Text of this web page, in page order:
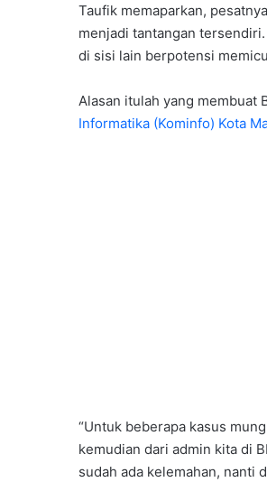
Taufik memaparkan,
menjadi tantangan
di sisi lain berpotensi
Alasan itulah yang membuat
Informatika (Kominfo) Kota
“Untuk beberapa kasus
kemudian dari admin kita di
sudah ada kelemahan, nanti